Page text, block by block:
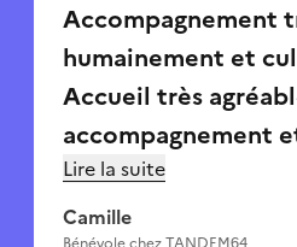
Accompagnement
humainement et
Accueil très
accompagnement
associés en
la sensibilité de
Lire la suite
Camille